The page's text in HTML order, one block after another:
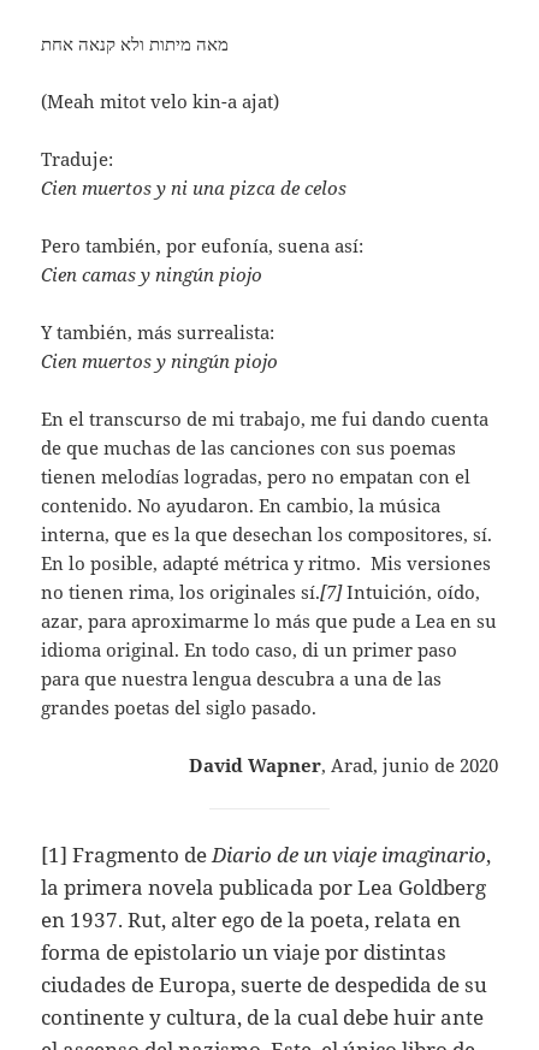
מאה מיתות ולא קנאה אחת
(Meah mitot velo kin-a ajat)
Traduje:
Cien muertos y ni una pizca de celos
Pero también, por eufonía, suena así:
Cien camas y ningún piojo
Y también, más surrealista:
Cien muertos y ningún piojo
En el transcurso de mi trabajo, me fui dando cuenta
de que muchas de las canciones con sus poemas
tienen melodías logradas, pero no empatan con el
contenido. No ayudaron. En cambio, la música
interna, que es la que desechan los compositores, sí.
En lo posible, adapté métrica y ritmo. Mis versiones
no tienen rima, los originales sí.[7]Intuición, oído,
azar, para aproximarme lo más que pude a Lea en su
idioma original. En todo caso, di un primer paso
para que nuestra lengua descubra a una de las
grandes poetas del siglo pasado.
David Wapner, Arad, junio de 2020
[1] Fragmento deDiario de un viaje imaginario,
la primera novela publicada por Lea Goldberg
en 1937. Rut, alter ego de la poeta, relata en
forma de epistolario un viaje por distintas
ciudades de Europa, suerte de despedida de su
continente y cultura, de la cual debe huir ante